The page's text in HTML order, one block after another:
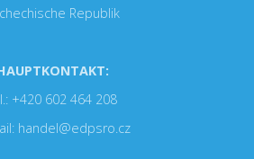
Republik
+420 602 464 208
handel@edpsro.cz